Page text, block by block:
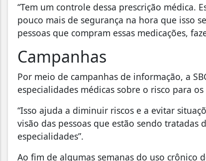
“Tem um controle dessa prescrição médica.
pouco mais de segurança na hora que isso
pessoas que compram essas medicações,
Campanhas
Por meio de campanhas de informação, a
especialidades médicas sobre o risco para
“Isso ajuda a diminuir riscos e a evitar
visão das pessoas que estão sendo tratadas
especialidades”.
Ao fim de algumas semanas do uso crônico